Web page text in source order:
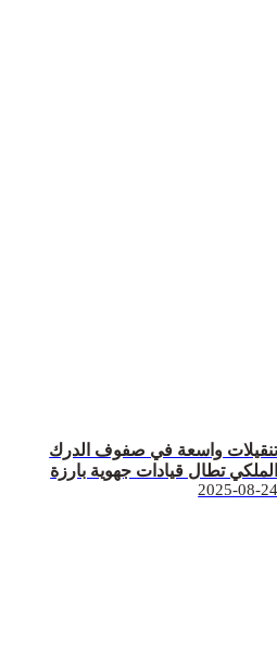
واسعة في صفوف الدرك
الملكي تطال قيادات جهوية بارزة
2025-08-24